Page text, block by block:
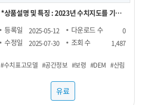
*상품설명 및 특징 : 2023년 수치지도를 기반
으로 제작, 등고선과 표고점을 활용했은며, 등
고오류와 표고오류를 수정 *기간 및 범위 :
형이미지로 칼럼정보 없음 *약어/전문용어 설
명 : DEM:Digital Elevation Model *활용예
제 : 각종 GIS시스템 및 서비스 구축 *제한: 본
등록일 2025-05-12 다운로드 수 0
수정일 2025-07-30 조회 수 1,487
#수치표고모델 #공간정보 #보령 #DEM #산림
유료